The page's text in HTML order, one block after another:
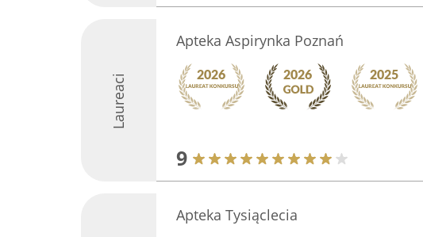
Laureaci
Apteka Aspirynka Poznań
9
Apteka Tysiąclecia